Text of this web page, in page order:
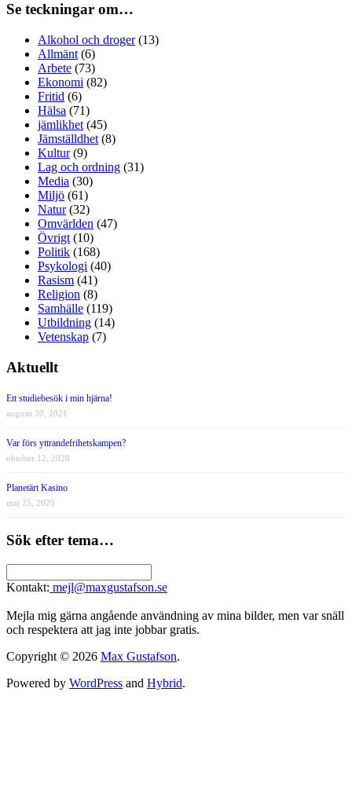
Se teckningar om…
Alkohol och droger(13)
Allmänt (6)
Arbete (73)
Ekonomi (82)
Fritid (6)
Hälsa (71)
jämlikhet (45)
Jämställdhet (8)
Kultur(9)
Lag och ordning (31)
Media (30)
Miljö (61)
Natur(32)
Omvärlden (47)
Övrigt (10)
Politik (168)
Psykologi (40)
Rasism (41)
Religion (8)
Samhälle (119)
Utbildning (14)
Vetenskap (7)
Aktuellt
Ett studiebesök i min hjärna!
augusti 30, 2021
Var förs yttrandefrihetskampen?
oktober 12, 2020
Planetärt Kasino
maj 25, 2020
Sök efter tema…
Kontakt: mejl@maxgustafson.se
Mejla mig gärna angående användning av mina bilder, men var snäll
och respektera att jag inte jobbar gratis.
Copyright © 2026 Max Gustafson.
Powered by WordPress and Hybrid.